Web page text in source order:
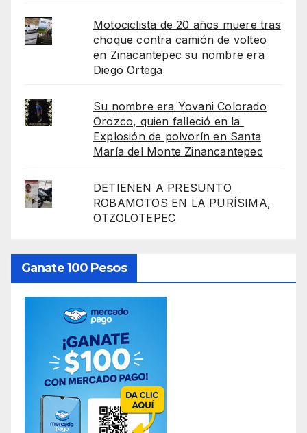
Motociclista de 20 años muere tras
choque contra camión de volteo
en Zinacantepec su nombre era
Diego Ortega
Su nombre era Yovani Colorado
Orozco, quien falleció en la
Explosión de polvorín en Santa
María del Monte Zinancantepec
DETIENEN A PRESUNTO
ROBAMOTOS EN LA PURÍSIMA,
OTZOLOTEPEC
Ganate 100 Pesos